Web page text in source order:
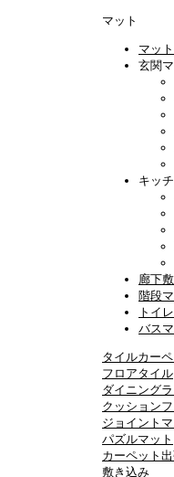
マット
マッ
玄関
キッ
廊下
階段
トイ
バス
タイルカーペ
フロアタイル
ダイニング
クッション
ジョイントマ
パズルマット
カーペット
敷き込み